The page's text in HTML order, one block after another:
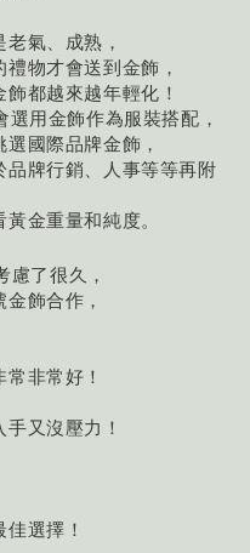
氣、成熟，
物才會送到金飾，
都越來越年輕化！
選用金飾作為服裝搭配，
國際品牌金飾，
牌行銷、人事等等再附
金重量和純度。
慮了很久，
飾合作，
非常好！
又沒壓力！
選擇！